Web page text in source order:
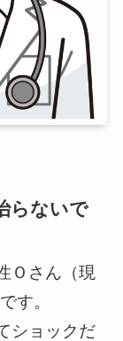
らないで
Ｏさん（現
です。
ショックだ